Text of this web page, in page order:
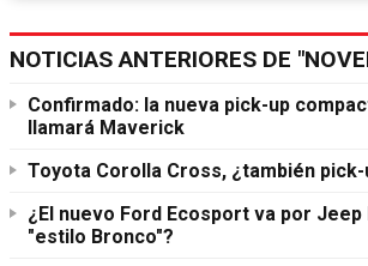
NOTICIAS ANTERIORES DE
Confirmado: la nueva pick-up
llamará Maverick
Toyota Corolla Cross, ¿también pick-
¿El nuevo Ford Ecosport va por Jeep
"estilo Bronco"?